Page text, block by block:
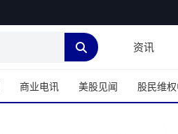
资讯
商业电讯 美股见闻 股民维